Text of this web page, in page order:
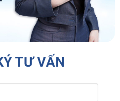
TƯ VẤN